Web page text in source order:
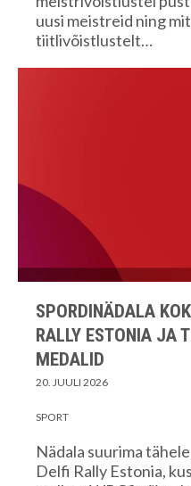
uusi meistreid ning
tiitlivõistlustelt…
SPORDINÄDALA
RALLY ESTONIA JA
MEDALID
20. JUULI 2026
SPORT
Nädala suurima
Delfi Rally Estonia,